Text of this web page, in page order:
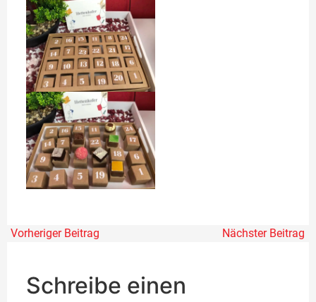
Vorheriger Beitrag Nächster Beitrag
Schreibe einen